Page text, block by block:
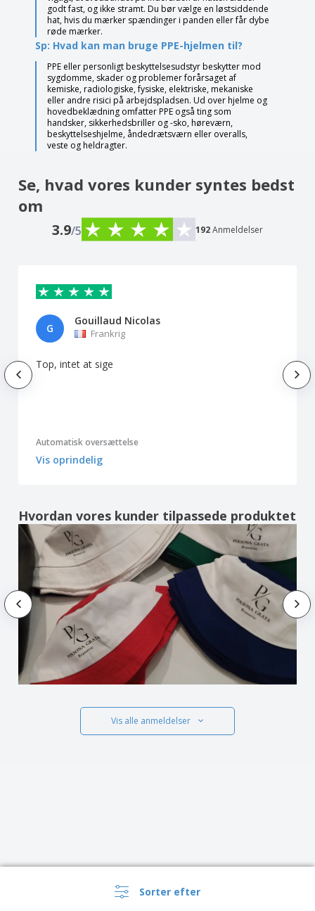
Sorter efter
godt fast, og ikke stramt. Du bør vælge en løstsiddende
hat, hvis du mærker spændinger i panden eller får dybe
røde mærker.
Sp: Hvad kan man bruge PPE-hjelmen til?
PPE eller personligt beskyttelsesudstyr beskytter mod
sygdomme, skader og problemer forårsaget af
kemiske, radiologiske, fysiske, elektriske, mekaniske
eller andre risici på arbejdspladsen. Ud over hjelme og
hovedbeklædning omfatter PPE også ting som
handsker, sikkerhedsbriller og -sko, høreværn,
beskyttelseshjelme, åndedrætsværn eller overalls,
veste og heldragter.
Se, hvad vores kunder syntes bedst
om
3.9/5 192Anmeldelser
G
Gouillaud Nicolas
Frankrig
Top, intet at sige
Automatisk oversættelse
Vis oprindelig
Hvordan vores kunder tilpassede produktet
Vis alle anmeldelser